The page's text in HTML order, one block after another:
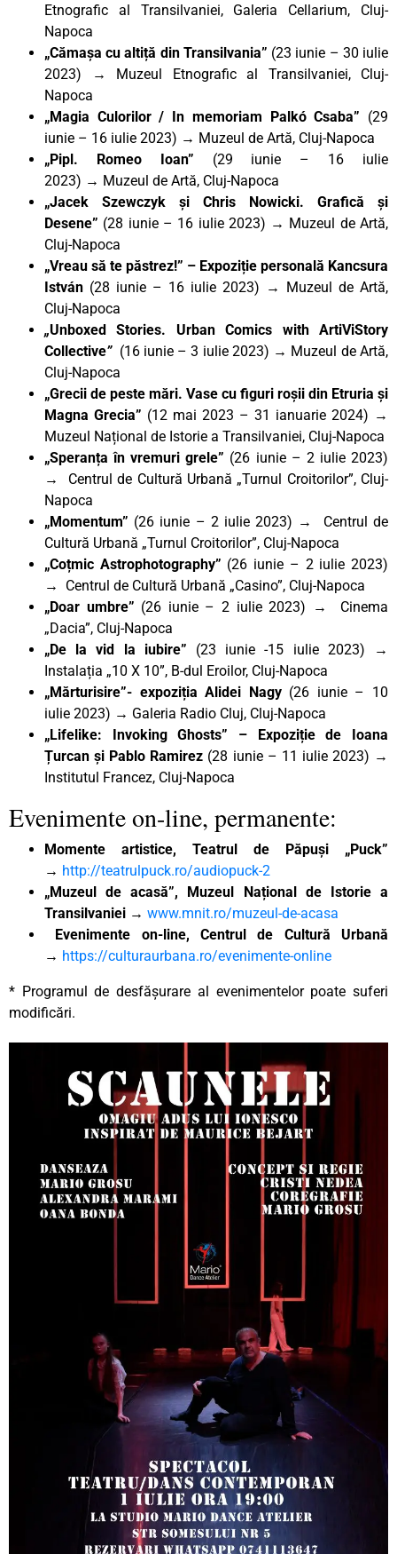
Etnografic al Transilvaniei, Galeria Cellarium, Cluj-
Napoca
„Cămașa cu altiță din Transilvania” (23 iunie – 30 iulie
2023) → Muzeul Etnografic al Transilvaniei, Cluj-
Napoca
„Magia Culorilor / In memoriam Palkó Csaba” (29
iunie – 16 iulie 2023) → Muzeul de Artă, Cluj-Napoca
„Pipl. Romeo Ioan” (29 iunie – 16 iulie
2023) → Muzeul de Artă, Cluj-Napoca
„Jacek Szewczyk și Chris Nowicki. Grafică și
Desene” (28 iunie – 16 iulie 2023) → Muzeul de Artă,
Cluj-Napoca
„Vreau să te păstrez!” – Expoziție personală Kancsura
István (28 iunie – 16 iulie 2023) → Muzeul de Artă,
Cluj-Napoca
„Unboxed Stories. Urban Comics with ArtiViStory
Collective”(16 iunie – 3 iulie 2023) → Muzeul de Artă,
Cluj-Napoca
„Grecii de peste mări. Vase cu figuri roșii din Etruria și
Magna Grecia” (12 mai 2023 – 31 ianuarie 2024) →
Muzeul Național de Istorie a Transilvaniei, Cluj-Napoca
„Speranța în vremuri grele” (26 iunie – 2 iulie 2023)
→ Centrul de Cultură Urbană „Turnul Croitorilor”, Cluj-
Napoca
„Momentum” (26 iunie – 2 iulie 2023) → Centrul de
Cultură Urbană „Turnul Croitorilor”, Cluj-Napoca
„Coțmic Astrophotography” (26 iunie – 2 iulie 2023)
→ Centrul de Cultură Urbană „Casino”, Cluj-Napoca
„Doar umbre” (26 iunie – 2 iulie 2023) → Cinema
„Dacia”, Cluj-Napoca
„De la vid la iubire” (23 iunie -15 iulie 2023) →
Instalația „10 X 10”, B-dul Eroilor, Cluj-Napoca
„Mărturisire”- expoziția Alidei Nagy (26 iunie – 10
iulie 2023) → Galeria Radio Cluj, Cluj-Napoca
„Lifelike: Invoking Ghosts” – Expoziție de Ioana
Țurcan și Pablo Ramirez (28 iunie – 11 iulie 2023) →
Institutul Francez, Cluj-Napoca
Evenimente on-line, permanente:
Momente artistice, Teatrul de Păpuși „Puck”
→ http://teatrulpuck.ro/audiopuck-2
„Muzeul de acasă”, Muzeul Național de Istorie a
Transilvaniei → www.mnit.ro/muzeul-de-acasa
Evenimente on-line, Centrul de Cultură Urbană
→ https://culturaurbana.ro/evenimente-online
* Programul de desfășurare al evenimentelor poate suferi
modificări.